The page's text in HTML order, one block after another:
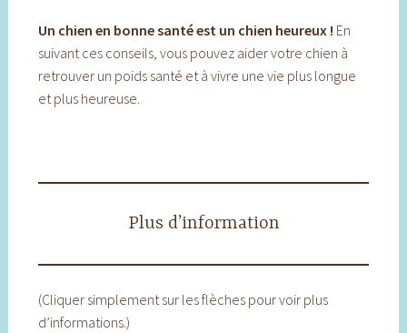
Un chien en bonne santé est un chien heureux ! En
suivant ces conseils, vous pouvez aider votre chien à
retrouver un poids santé et à vivre une vie plus longue
et plus heureuse.
Plus d’information
(Cliquer simplement sur les flèches pour voir plus
d’informations.)